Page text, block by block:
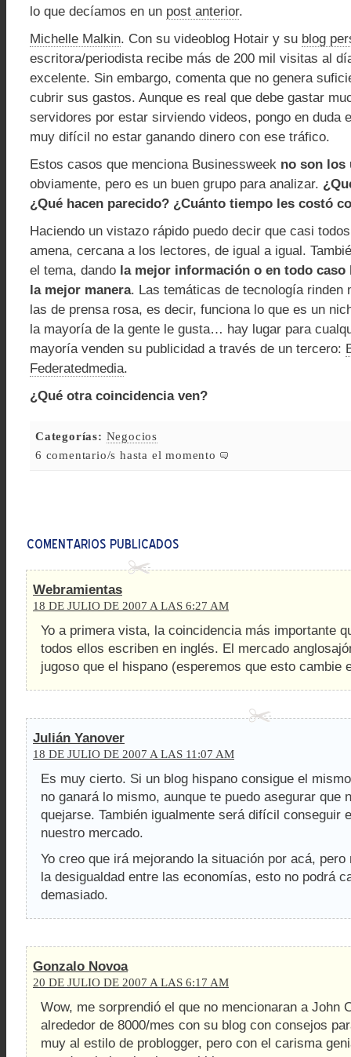
lo que decíamos en un post anterior.
Michelle Malkin. Con su videoblog Hotair y su blog
escritora/periodista recibe más de 200 mil visitas al
excelente. Sin embargo, comenta que no genera
cubrir sus gastos. Aunque es real que debe gastar
servidores por estar sirviendo videos, pongo en duda
muy difícil no estar ganando dinero con ese tráfico.
Estos casos que menciona Businessweek no son los
obviamente, pero es un buen grupo para analizar.
¿Qué hacen parecido? ¿Cuánto tiempo les costó
Haciendo un vistazo rápido puedo decir que casi
amena, cercana a los lectores, de igual a igual.
el tema, dando la mejor información o en todo
la mejor manera. Las temáticas de tecnología rinden
las de prensa rosa, es decir, funciona lo que es un
la mayoría de la gente le gusta… hay lugar para
mayoría venden su publicidad a través de un tercero:
Federatedmedia.
¿Qué otra coincidencia ven?
Categorías: Negocios
6 comentario/s hasta el momento
Webramientas
18 DE JULIO DE 2007 A LAS 6:27 AM
Yo a primera vista, la coincidencia más importante
todos ellos escriben en inglés. El mercado
jugoso que el hispano (esperemos que esto cambie
Julián Yanover
18 DE JULIO DE 2007 A LAS 11:07 AM
Es muy cierto. Si un blog hispano consigue el
no ganará lo mismo, aunque te puedo asegurar que
quejarse. También igualmente será difícil conseguir
nuestro mercado.
Yo creo que irá mejorando la situación por acá,
la desigualdad entre las economías, esto no podrá
demasiado.
Gonzalo Novoa
20 DE JULIO DE 2007 A LAS 6:17 AM
Wow, me sorprendió el que no mencionaran a John
alrededor de 8000/mes con su blog con consejos
muy al estilo de problogger, pero con el carisma